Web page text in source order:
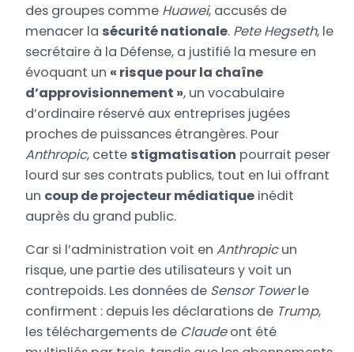
des groupes comme Huawei, accusés de
menacer la sécurité nationale. Pete Hegseth, le
secrétaire à la Défense, a justifié la mesure en
évoquant un « risque pour la chaîne
d’approvisionnement », un vocabulaire
d’ordinaire réservé aux entreprises jugées
proches de puissances étrangères. Pour
Anthropic, cette stigmatisation pourrait peser
lourd sur ses contrats publics, tout en lui offrant
un coup de projecteur médiatique inédit
auprès du grand public.
Car si l’administration voit enAnthropicun
risque, une partie des utilisateurs y voit un
contrepoids. Les données de Sensor Towerle
confirment : depuis les déclarations de Trump,
les téléchargements de Claudeont été